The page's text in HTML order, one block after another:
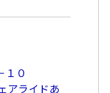
１０
アライドあ